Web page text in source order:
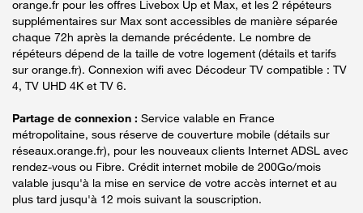
orange.fr pour les offres Livebox Up et Max, et les 2 répéteurs
supplémentaires sur Max sont accessibles de manière séparée
chaque 72h après la demande précédente. Le nombre de
répéteurs dépend de la taille de votre logement (détails et tarifs
sur orange.fr). Connexion wifi avec Décodeur TV compatible : TV
4, TV UHD 4K et TV 6.
Partage de connexion : Service valable en France
métropolitaine, sous réserve de couverture mobile (détails sur
réseaux.orange.fr), pour les nouveaux clients Internet ADSL avec
rendez-vous ou Fibre. Crédit internet mobile de 200Go/mois
valable jusqu'à la mise en service de votre accès internet et au
plus tard jusqu'à 12 mois suivant la souscription.